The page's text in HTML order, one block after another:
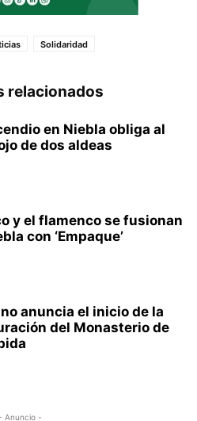
Solidaridad
relacionados
en Niebla obliga al
de dos aldeas
y el flamenco se fusionan
con ‘Empaque’
anuncia el inicio de la
del Monasterio de
Anuncio -